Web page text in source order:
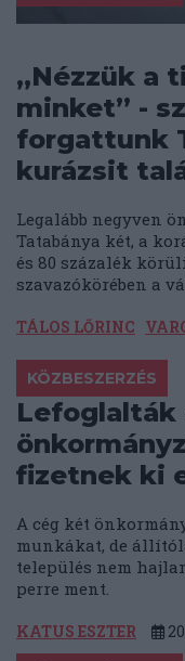
„Nézzük a
minket” -
forgattunk
kurázsit
Legalább negyven
Tatabánya két, a
és 80 százalék
szavazókörében a
TÁLOS LŐRINC
KÖZBESZERZÉS
Lefoglalták
fizetnek ki
A cég két
munkákat, de
település nem
perre ment.
KATUS ESZTER